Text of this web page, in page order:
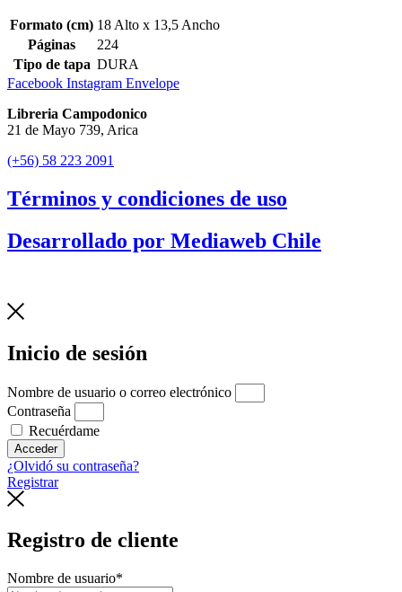
Formato (cm) 18 Alto x 13,5 Ancho
Páginas
224
Tipo de tapa DURA
Facebook Instagram Envelope
Libreria Campodonico
21 de Mayo 739, Arica
(+56) 58 223 2091
Términos y condiciones de uso
Desarrollado por Mediaweb Chile
Inicio de sesión
Nombre de usuario o correo electrónico
Contraseña
Recuérdame
Acceder
¿Olvidó su contraseña?
Registrar
Registro de cliente
Nombre de usuario*